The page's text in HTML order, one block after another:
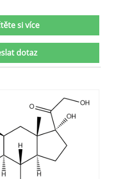
si více
dotaz